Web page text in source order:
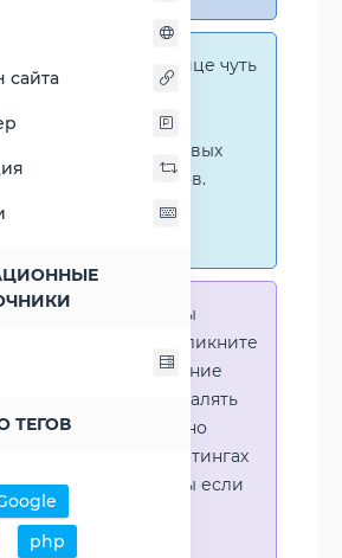
сайта
ТЕГОВ
php
На этой странице чуть
сравнения
и числовых
процессоров.
к наглядным
Для того что-бы
процессор - кликните
его название. Выделение
выборочно удалять
или наглядно
результаты в рейтингах
избежении путаницы если
несколько